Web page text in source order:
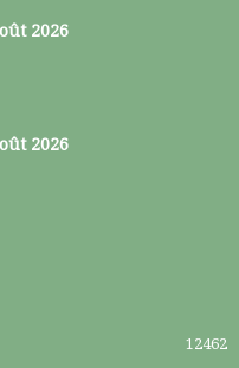
2026
2026
12462